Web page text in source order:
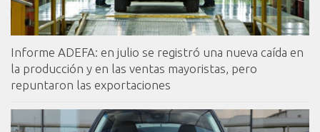
Informe ADEFA: en julio se registró una nueva caída en
la producción y en las ventas mayoristas, pero
repuntaron las exportaciones